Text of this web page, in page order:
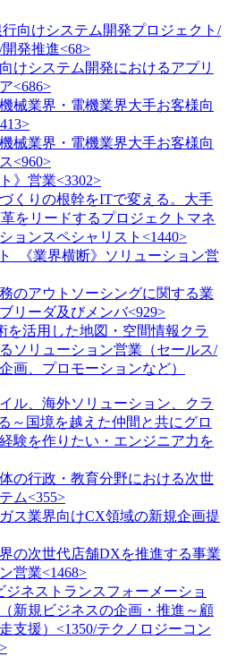
行向けシステム開発プロジェクト/
発推進<68>
けシステム開発におけるアプリ
<686>
械業界・電機業界大手お客様向
械業界・電機業界大手お客様向
<960>
》営業<3302>
くりの根幹をITで変える。大手
をリードするプロジェクトマネ
ョンスペシャリスト<1440>
_《業界横断》ソリューション営
のアウトソーシングに関する業
リーダ及びメンバ<929>
を活用した地図・空間情報クラ
ソリューション営業（セールス/
画、プロモーションなど）
ル、海外ソリューション、クラ
～国境を越えた仲間と共にグロ
験を作りたい・エンジニア力を
の行政・教育分野における次世
ム<355>
ス業界向けCX領域の新規企画提
の次世代店舗DXを推進する事業
営業<1468>
ジネストランスフォーメーショ
新規ビジネスの企画・推進～顧
支援）<1350/テクノロジーコン